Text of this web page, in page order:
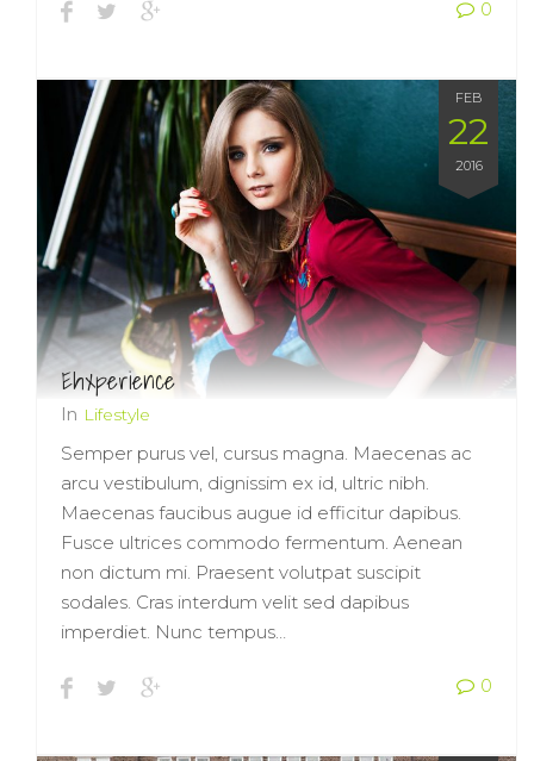
0
FEB
22
2016
Ehxperience
In Lifestyle
Semper purus vel, cursus magna. Maecenas ac
arcu vestibulum, dignissim ex id, ultric nibh.
Maecenas faucibus augue id efficitur dapibus.
Fusce ultrices commodo fermentum. Aenean
non dictum mi. Praesent volutpat suscipit
sodales. Cras interdum velit sed dapibus
imperdiet. Nunc tempus…
0